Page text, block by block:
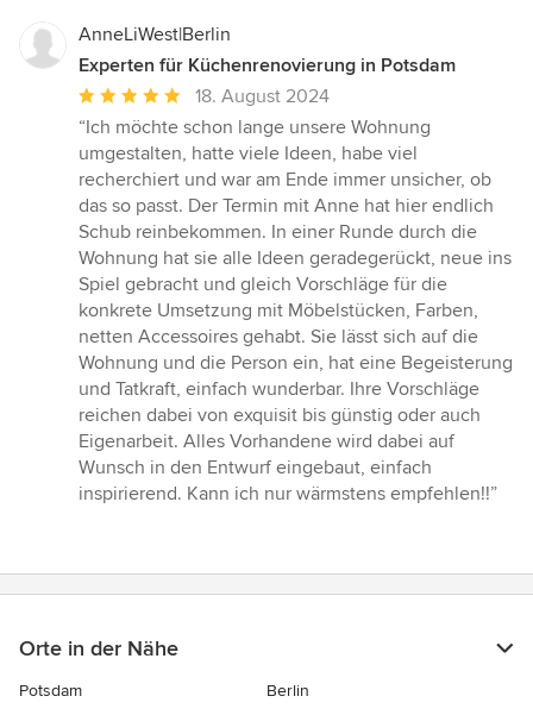
AnneLiWest|Berlin
Experten für Küchenrenovierung in Potsdam
Durchschnittliche
Bewertung:
5
von
5
Sternen
18. August 2024
“Ich möchte schon lange unsere Wohnung
umgestalten, hatte viele Ideen, habe viel
recherchiert und war am Ende immer unsicher, ob
das so passt. Der Termin mit Anne hat hier endlich
Schub reinbekommen. In einer Runde durch die
Wohnung hat sie alle Ideen geradegerückt, neue ins
Spiel gebracht und gleich Vorschläge für die
konkrete Umsetzung mit Möbelstücken, Farben,
netten Accessoires gehabt. Sie lässt sich auf die
Wohnung und die Person ein, hat eine Begeisterung
und Tatkraft, einfach wunderbar. Ihre Vorschläge
reichen dabei von exquisit bis günstig oder auch
Eigenarbeit. Alles Vorhandene wird dabei auf
Wunsch in den Entwurf eingebaut, einfach
inspirierend. Kann ich nur wärmstens empfehlen!!”
Orte in der Nähe
Potsdam
Berlin